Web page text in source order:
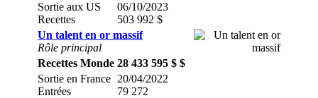
Sortie aux US
Recettes
06/10/2023
503 992 $
Un talent en or massif
Rôle principal
Recettes Monde 28 433 595 $ $
Sortie en France
Entrées
20/04/2022
79 272